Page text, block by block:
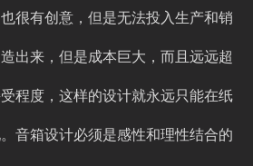
很有创意，但是无法投入生产和销
出来，但是成本巨大，而且远远超
程度，这样的设计就永远只能在纸
音箱设计必须是感性和理性结合的